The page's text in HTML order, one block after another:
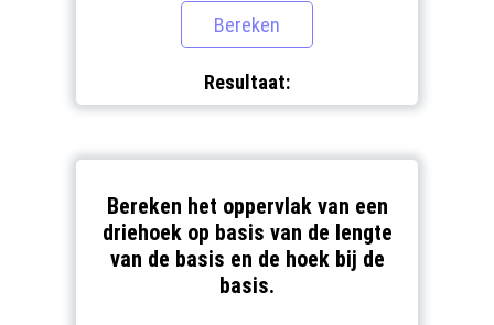
Resultaat:
Bereken het oppervlak van een
driehoek op basis van de lengte
van de basis en de hoek bij de
basis.